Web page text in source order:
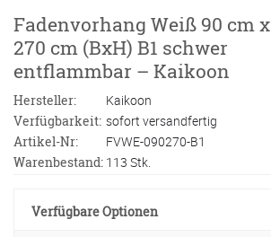
Fadenvorhang Weiß 90 cm x
270 cm (BxH) B1 schwer
entflammbar – Kaikoon
Hersteller:
Kaikoon
Verfügbarkeit: sofort versandfertig
Artikel-Nr:
FVWE-090270-B1
Warenbestand: 113 Stk.
Verfügbare Optionen